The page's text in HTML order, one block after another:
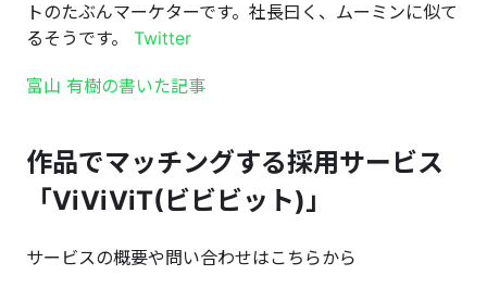
トのたぶんマーケターです。社長曰く、ムーミンに似て
るそうです。 Twitter
富山 有樹の書いた記事
作品でマッチングする採用サービス
「ViViViT(ビビビット)」
サービスの概要や問い合わせはこちらから